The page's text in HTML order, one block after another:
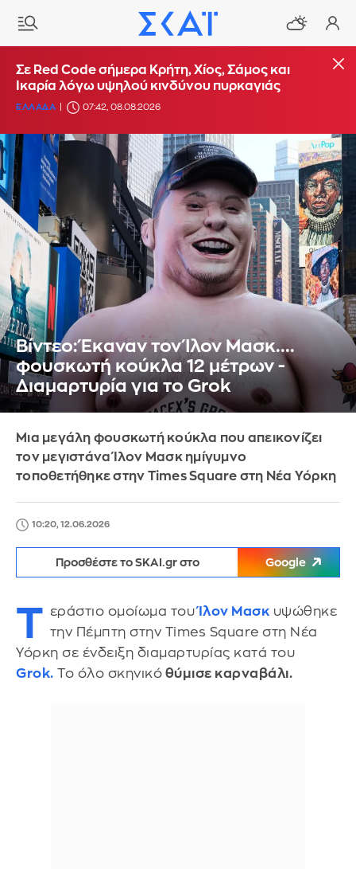
Σε Red Code σήμερα Κρήτη, Χίος, Σάμος και
Ικαρία λόγω υψηλού κινδύνου πυρκαγιάς
ΕΛΛΑΔΑ 07:42, 08.08.2026
Βίντεο: Έκαναν τον Ίλον Μασκ....
φουσκωτή κούκλα 12 μέτρων -
Διαμαρτυρία για το Grok
Μια μεγάλη φουσκωτή κούκλα που απεικονίζει
τον μεγιστάνα Ίλον Μασκ ημίγυμνο
τοποθετήθηκε στην Times Square στη Νέα Υόρκη
10:20, 12.06.2026
Προσθέστε το SKAI.gr στο Google
Τ εράστιο ομοίωμα τουΊλον Μασκ υψώθηκε
την Πέμπτη στην Times Square στη Νέα
Υόρκη σε ένδειξη διαμαρτυρίας κατά του
Grok. Το όλο σκηνικό θύμισε καρναβάλι.